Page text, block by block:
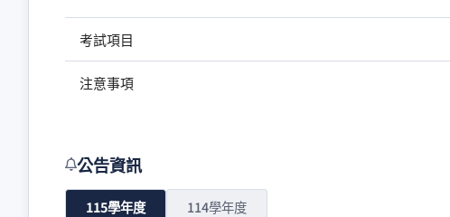
考試項目
注意事項
公告資訊
115學年度 114學年度